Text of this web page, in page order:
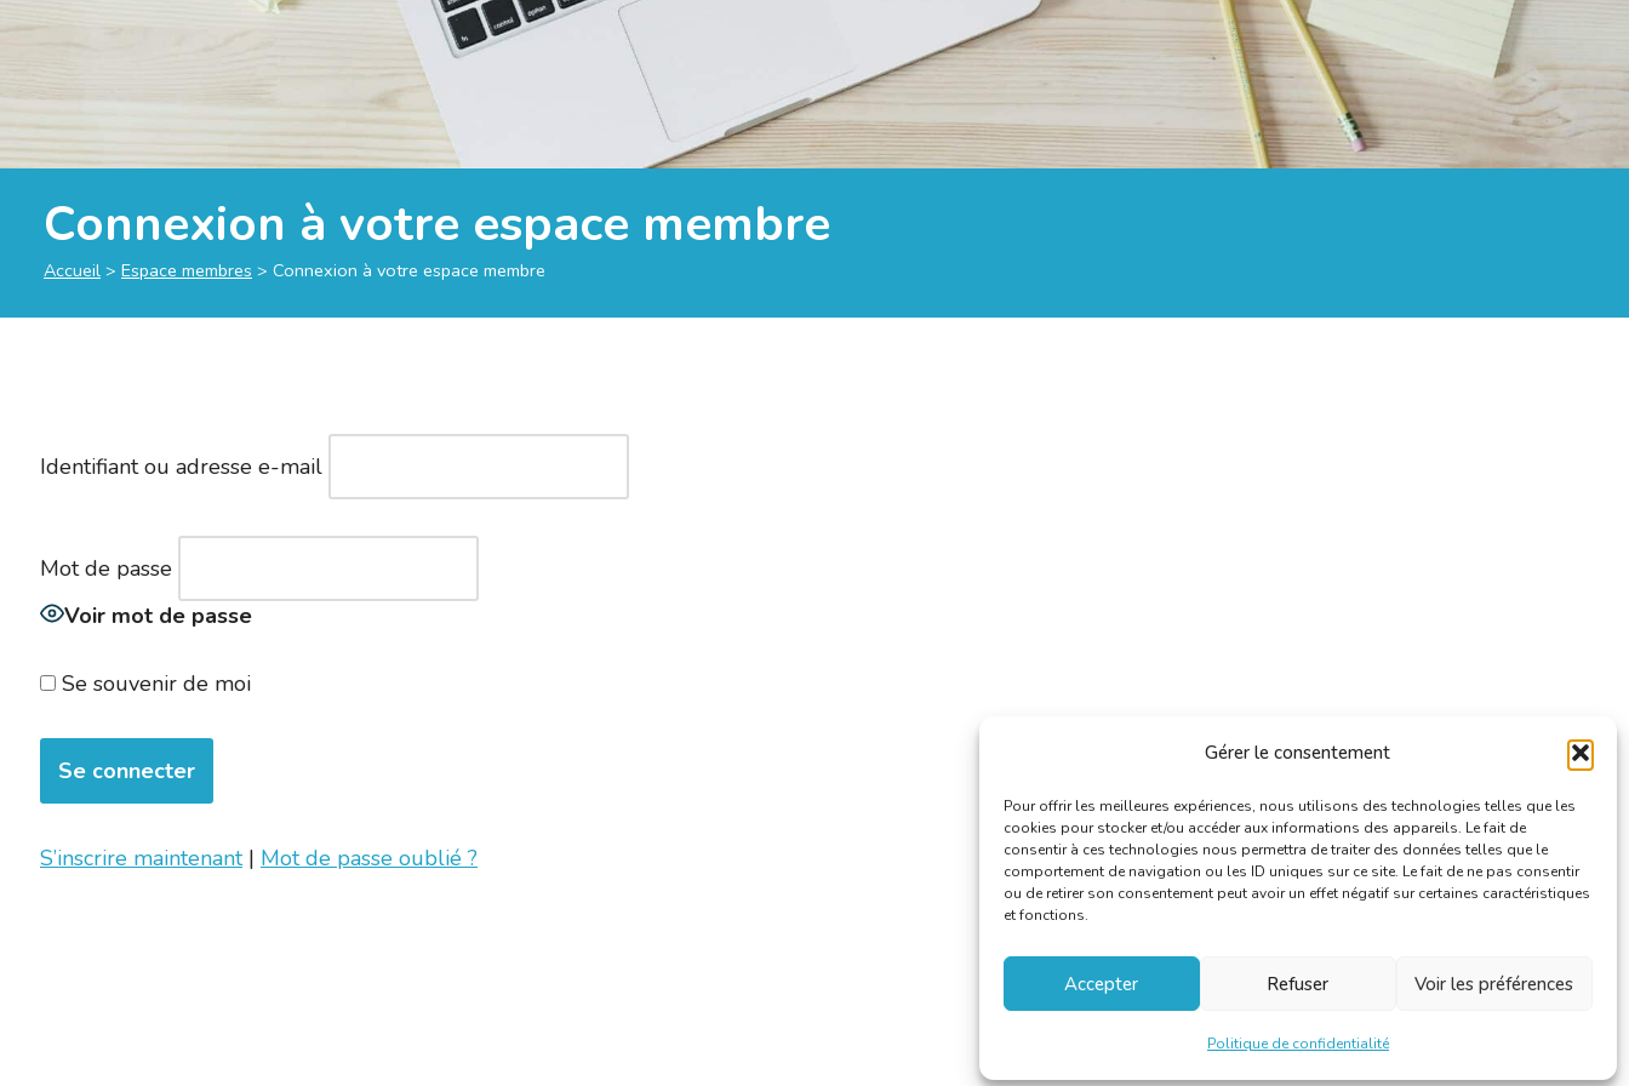
Gérer le consentement
Pour offrir les meilleures expériences, nous utilisons des technologies telles que les
cookies pour stocker et/ou accéder aux informations des appareils. Le fait de
consentir à ces technologies nous permettra de traiter des données telles que le
comportement de navigation ou les ID uniques sur ce site. Le fait de ne pas consentir
ou de retirer son consentement peut avoir un effet négatif sur certaines caractéristiques
et fonctions.
Accepter Refuser Voir les préférences
Politique de confidentialité
Connexion à votre espace membre
Accueil > Espace membres > Connexion à votre espace membre
Identifiant ou adresse e-mail
Mot de passe
Voir mot de passe
Se souvenir de moi
S’inscrire maintenant| Mot de passe oublié ?